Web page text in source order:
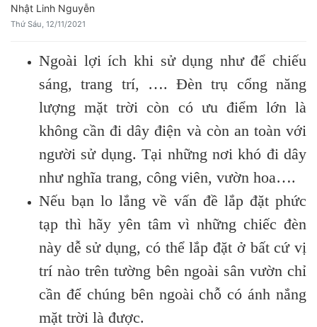
Nhật Linh Nguyễn
Thứ Sáu, 12/11/2021
Ngoài lợi ích khi sử dụng như để chiếu
sáng, trang trí, …. Đèn trụ cổng năng
lượng mặt trời còn có ưu điểm lớn là
không cần đi dây điện và còn an toàn với
người sử dụng. Tại những nơi khó đi dây
như nghĩa trang, công viên, vườn hoa….
Nếu bạn lo lắng về vấn đề lắp đặt phức
tạp thì hãy yên tâm vì những chiếc đèn
này dễ sử dụng, có thể lắp đặt ở bất cứ vị
trí nào trên tường bên ngoài sân vườn chỉ
cần để chúng bên ngoài chỗ có ánh nắng
mặt trời là được.